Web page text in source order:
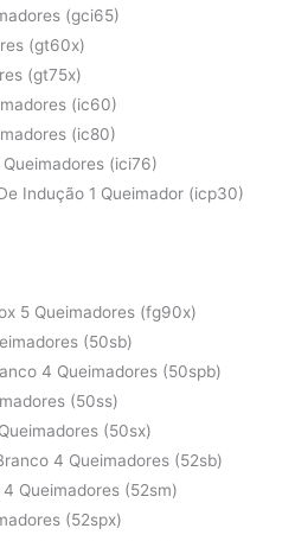
(gci65)
(gt60x)
(gt75x)
(ic60)
(ic80)
(ici76)
Indução 1 Queimador (icp30)
5 Queimadores (fg90x)
(50sb)
4 Queimadores (50spb)
(50ss)
(50sx)
4 Queimadores (52sb)
Queimadores (52sm)
(52spx)